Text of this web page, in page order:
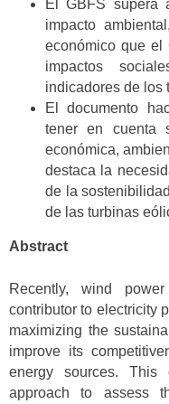
El GBFS supera
impacto
económico que el
impactos
indicadores de los
El documento
tener en cuenta
económica,
destaca la
de la
de las turbinas
Abstract
Recently, wind
contributor to electricity
maximizing the
improve its
energy sources. This
approach to assess